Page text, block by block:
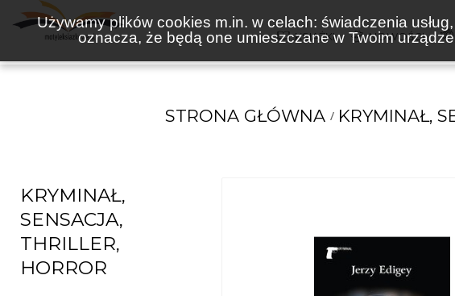
Używamy plików cookies m.in. w celach: świadczenia
oznacza, że będą one umieszczane w Twoim
KSIĄŻKI NOWOŚCI
STRONA GŁÓWNA KRYMINAŁ,
KRYMINAŁ,
SENSACJA,
THRILLER,
HORROR